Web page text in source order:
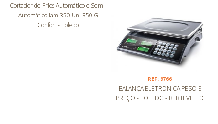
Cortador de Frios Automático e Semi-
Automático lam.350 Uni 350 G
Confort - Toledo
REF: 9766
BALANÇA ELETRONICA PESO E
PREÇO - TOLEDO - BERTEVELLO